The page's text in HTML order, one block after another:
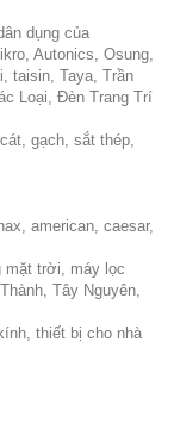
dụng của
Autonics, Osung,
taisin, Taya, Trần
Loại, Đèn Trang Trí
gạch, sắt thép,
american, caesar,
mặt trời, máy lọc
Tây Nguyên,
thiết bị cho nhà